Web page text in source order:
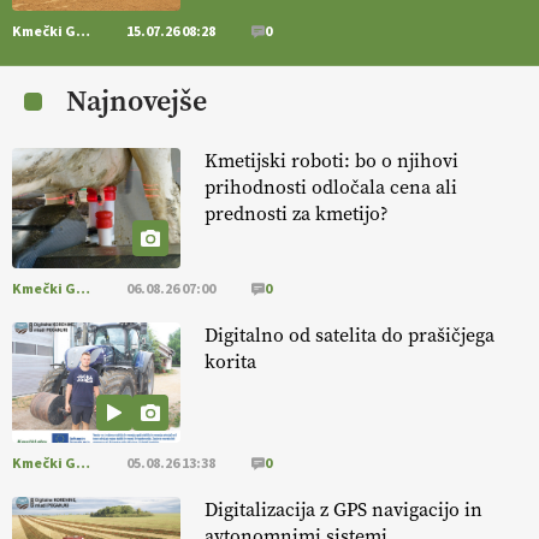
https://t.co/K0USFPJ5fJ @EUAgri #IMCAP #CAP
https://t.co/vcHhoOixHy
14.07.2026
[EKOloško = LOGIČNO ]
Danes ni pomembna le količina hrane,
ampak tudi način njene pridelave
@EUAgri #imcap #cap #blog https://t.co/2sllAmcKwG
[EKOloško = LOGIČNO
prilagojene sorte
so temelj uspešne ekološke pridelave.
https://t.co/OQSsax7l8V @EUAgri #IMCAP #CAP
https://t.co/PAL0zlhVia
Kmečki Glas 15.07.26 08:28 0
Najnovejše
Kmetijski roboti: bo o njihovi
prihodnosti odločala cena ali
prednosti za kmetijo?
Kmečki Glas 06.08.26 07:00 0
Digitalno od satelita do prašičjega
korita
Kmečki Glas 05.08.26 13:38 0
Digitalizacija z GPS navigacijo in